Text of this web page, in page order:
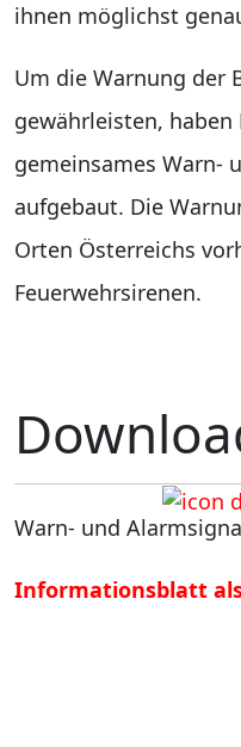
ihnen möglichst
Um die Warnung der
gewährleisten,
gemeinsames Warn-
aufgebaut. Die
Orten Österreichs
Feuerwehrsirenen.
Warn- und
Informationsblatt